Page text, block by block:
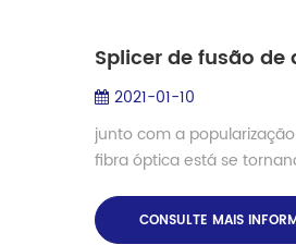
Splicer de fusão
2021-01-10
junto com a
fibra óptica está se
CONSULTE MAIS